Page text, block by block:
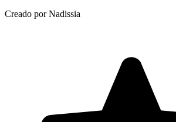
Creado por Nadissia